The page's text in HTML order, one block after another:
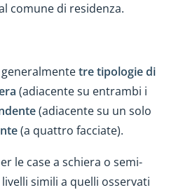
comune di residenza.
tre tipologie di
(adiacente su entrambi i
(adiacente su un solo
(a quattro facciate).
le case a schiera o semi-
simili a quelli osservati